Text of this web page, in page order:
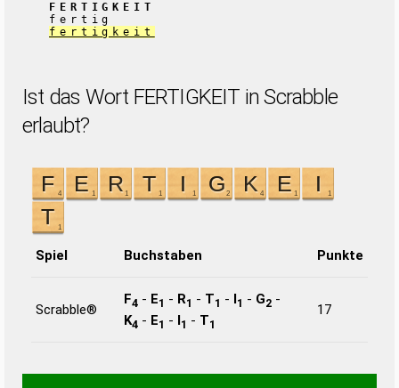
FERTIGKEIT
fertig
fertigkeit
Ist das Wort FERTIGKEIT in Scrabble
erlaubt?
Spiel Buchstaben Punkte
Scrabble®
F4 - E1 - R1 - T1 - I1 - G2 -
K4 - E1 - I1 - T1
17